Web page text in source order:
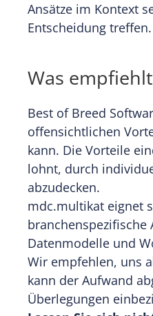
Ansätze im Kontext
Entscheidung treffen.
Was
Best of Breed
offensichtlichen
kann. Die Vorteile
lohnt, durch
abzudecken.
mdc.multikat eignet
Datenmodelle und
Wir empfehlen, uns
kann der Aufwand
Überlegungen